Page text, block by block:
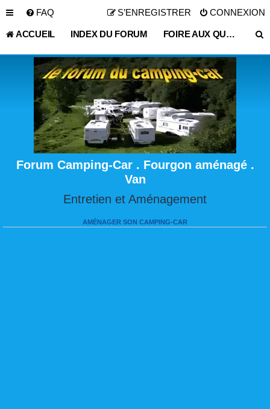
FAQ CONNEXION
S’ENREGISTRER
ACCUEIL INDEX DU FORUM FOIRE AUX QUESTIONS (QUESTIONS POSÉES FRÉQUEMMENT)
Forum Camping-Car . Fourgon aménagé .
Van
Entretien et Aménagement
AMÉNAGER SON CAMPING-CAR